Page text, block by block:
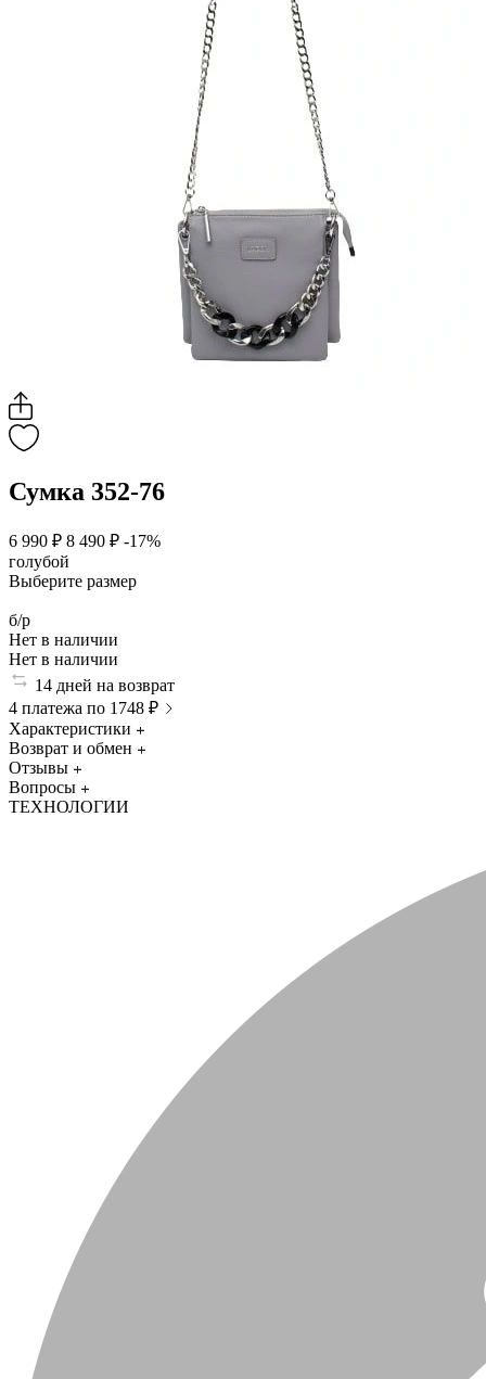
Сумка 352-76
6 990 ₽ 8 490 ₽ -17%
голубой
Выберите размер
б/р
Нет в наличии
Нет в наличии
14 дней на возврат
4 платежа по 1748 ₽
Характеристики
Возврат и обмен
Отзывы
Вопросы
ТЕХНОЛОГИИ